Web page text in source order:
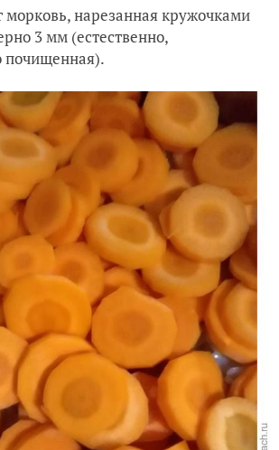
морковь, нарезанная кружочками
3 мм (естественно,
почищенная).